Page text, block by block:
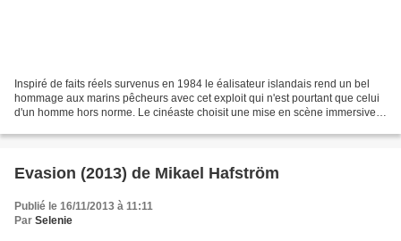
Inspiré de faits réels survenus en 1984 le éalisateur islandais rend un bel
hommage aux marins pêcheurs avec cet exploit qui n'est pourtant que celui
d'un homme hors norme. Le cinéaste choisit une mise en scène immersive
Evasion (2013) de Mikael Hafström
Publié le 16/11/2013 à 11:11
Par Selenie